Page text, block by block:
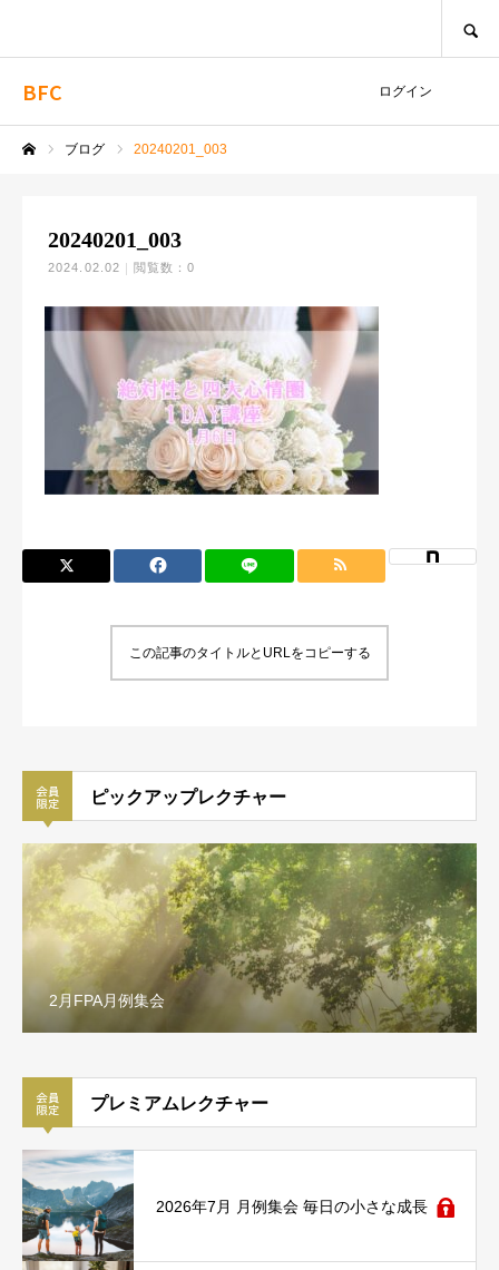
BFC ログイン
ブログ 20240201_003
20240201_003
2024.02.02 閲覧数：0
この記事のタイトルとURLをコピーする
ピックアップレクチャー
2月FPA月例集会
プレミアムレクチャー
2026年7月 月例集会 毎日の小さな成長